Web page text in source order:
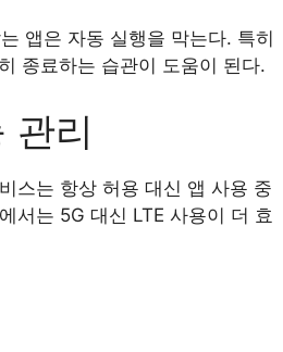
앱은 자동 실행을 막는다. 특히
종료하는 습관이 도움이 된다.
관리
스는 항상 허용 대신 앱 사용 중
서는 5G 대신 LTE 사용이 더 효